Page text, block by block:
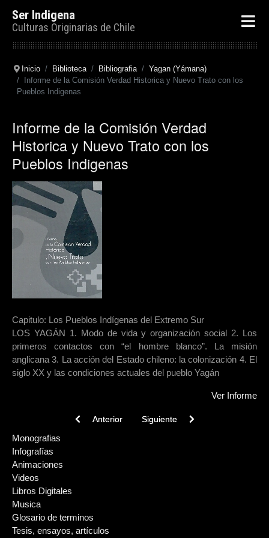
Ser Indigena
Culturas Originarias de Chile
Inicio Biblioteca Bibliografia
Yagan (Yámana)
Informe de la Comisión Verdad Historica y Nuevo Trato con los
Pueblos Indigenas
Informe de la Comisión Verdad
Historica y Nuevo Trato con los
Pueblos Indigenas
Capitulo: Los Pueblos Indígenas del Extremo Sur
LOS YAGÁN 1. Modo de vida y organización social 2. Los
primeros contactos con “el hombre blanco”. La misión
anglicana 3. La acción del Estado chileno: la colonización 4. El
siglo XX y las condiciones actuales del pueblo Yagán
Ver Informe
Previous article: Yaganes del Cabo de Hornos :
Anterior Next article: El zarpe final :
Siguiente
Monografias
Infografías
Animaciones
Videos
Libros Digitales
Musica
Glosario de terminos
Tesis, ensayos, artículos